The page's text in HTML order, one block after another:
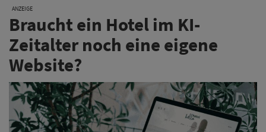
ANZEIGE
Braucht ein Hotel im KI-
Zeitalter noch eine eigene
Website?